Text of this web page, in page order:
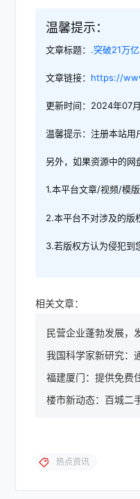
温馨提示：
文章标题： .突破21万
文章链接： https://
更新时间：2024年07
温馨提示：注册本站用
另外，如果资源中的网
1.本平台文章/视频/模
2.本平台不对涉及的版
3.若版权方认为侵犯到
相关文章：
民营企业蓬勃发展，
我国科学家新研究：
福建厦门：提供免费
楼市新动态：百城二
热点资讯